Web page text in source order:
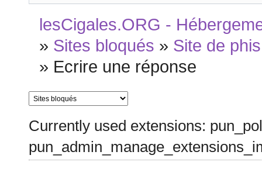
lesCigales.ORG -
» Sites bloqués » Site de
» Ecrire une réponse
Currently used extensions: